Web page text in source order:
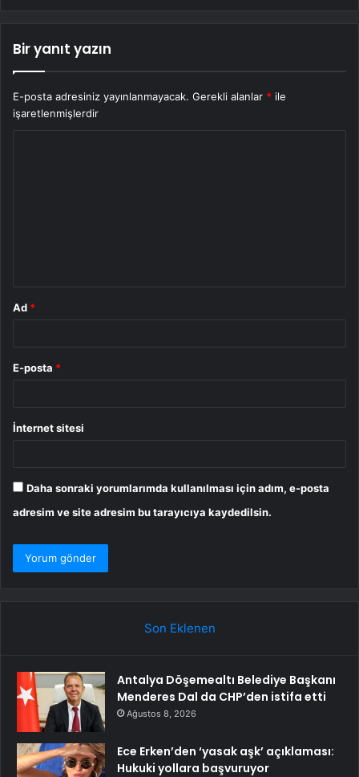
Bir yanıt yazın
E-posta adresiniz yayınlanmayacak. Gerekli alanlar * ile
işaretlenmişlerdir
Ad *
E-posta *
İnternet sitesi
Daha sonraki yorumlarımda kullanılması için adım, e-posta
adresim ve site adresim bu tarayıcıya kaydedilsin.
Son Eklenen
Antalya Döşemealtı Belediye Başkanı
Menderes Dal da CHP’den istifa etti
Ağustos 8, 2026
Ece Erken’den ‘yasak aşk’ açıklaması:
Hukuki yollara başvuruyor